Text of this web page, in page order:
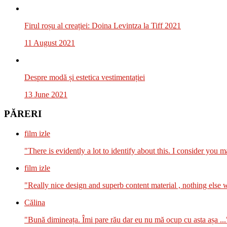
Firul roșu al creației: Doina Levintza la Tiff 2021
11 August 2021
Despre modă și estetica vestimentației
13 June 2021
PĂRERI
film izle
"There is evidently a lot to identify about this. I consider you
film izle
"Really nice design and superb content material , nothing else
Călina
"Bună dimineața. Îmi pare rău dar eu nu mă ocup cu asta așa